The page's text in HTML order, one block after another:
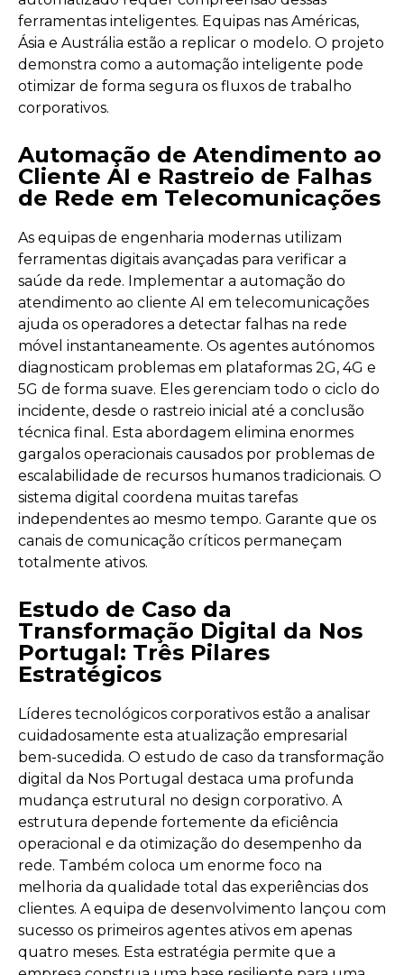
ferramentas inteligentes. Equipas nas Américas,
Ásia e Austrália estão a replicar o modelo. O projeto
demonstra como a automação inteligente pode
otimizar de forma segura os fluxos de trabalho
corporativos.
Automação de Atendimento ao
Cliente AI e Rastreio de Falhas
de Rede em Telecomunicações
As equipas de engenharia modernas utilizam
ferramentas digitais avançadas para verificar a
saúde da rede. Implementar a automação do
atendimento ao cliente AI em telecomunicações
ajuda os operadores a detectar falhas na rede
móvel instantaneamente. Os agentes autónomos
diagnosticam problemas em plataformas 2G, 4G e
5G de forma suave. Eles gerenciam todo o ciclo do
incidente, desde o rastreio inicial até a conclusão
técnica final. Esta abordagem elimina enormes
gargalos operacionais causados por problemas de
escalabilidade de recursos humanos tradicionais. O
sistema digital coordena muitas tarefas
independentes ao mesmo tempo. Garante que os
canais de comunicação críticos permaneçam
totalmente ativos.
Estudo de Caso da
Transformação Digital da Nos
Portugal: Três Pilares
Estratégicos
Líderes tecnológicos corporativos estão a analisar
cuidadosamente esta atualização empresarial
bem-sucedida. O estudo de caso da transformação
digital da Nos Portugal destaca uma profunda
mudança estrutural no design corporativo. A
estrutura depende fortemente da eficiência
operacional e da otimização do desempenho da
rede. Também coloca um enorme foco na
melhoria da qualidade total das experiências dos
clientes. A equipa de desenvolvimento lançou com
sucesso os primeiros agentes ativos em apenas
quatro meses. Esta estratégia permite que a